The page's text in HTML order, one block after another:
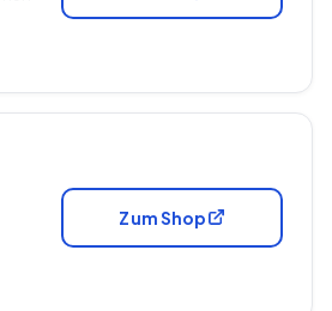
Zum Shop